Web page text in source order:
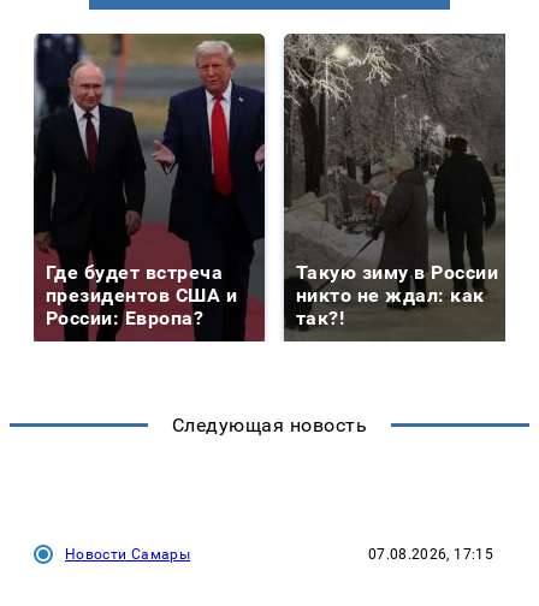
Где будет встреча
президентов США и
России: Европа?
Такую зиму в России
никто не ждал: как
так?!
Следующая новость
Новости Самары 07.08.2026, 17:15